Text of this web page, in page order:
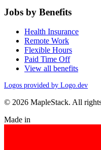
Jobs by Benefits
Health Insurance
Remote Work
Flexible Hours
Paid Time Off
View all benefits
Logos provided by Logo.dev
© 2026 MapleStack. All
Made in